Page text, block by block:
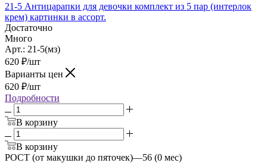
21-5 Антицарапки для девочки комплект из 5 пар (интерлок
крем) картинки в ассорт.
Достаточно
Много
Арт.: 21-5(мз)
620 ₽/шт
Варианты цен
620 ₽/шт
Подробности
В корзину
В корзину
РОСТ (от макушки до пяточек)—56 (0 мес)